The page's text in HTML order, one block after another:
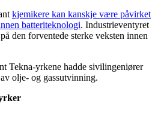
kjemikere kan kanskje være påvirket
batteriteknologi. Industrieventyret
den forventede sterke veksten innen
Tekna-yrkene hadde sivilingeniører
olje- og gassutvinning.